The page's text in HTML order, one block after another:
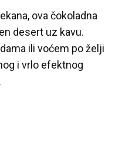
ova čokoladna
desert uz kavu.
ili voćem po želji
i vrlo efektnog